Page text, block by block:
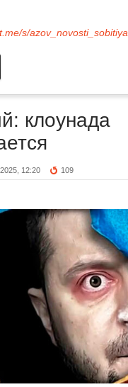
s/azov_novosti_sobitiya
клоунада
12:20 109